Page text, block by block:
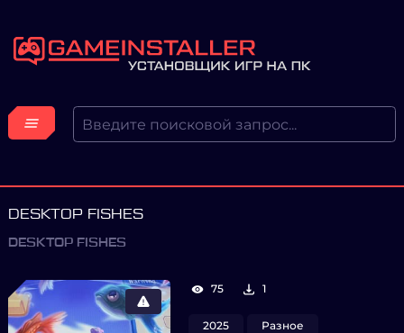
DESKTOP FISHES
DESKTOP FISHES
75 1
2025 Разное